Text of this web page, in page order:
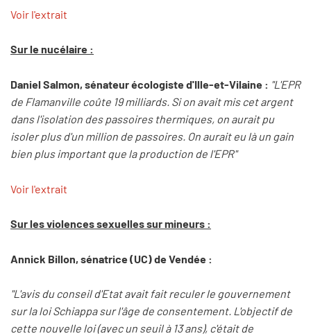
Voir l'extrait
Sur le nucélaire :
Daniel Salmon, sénateur écologiste d'Ille-et-Vilaine : "L'EPR
de Flamanville coûte 19 milliards. Si on avait mis cet argent
dans l'isolation des passoires thermiques, on aurait pu
isoler plus d'un million de passoires. On aurait eu là un gain
bien plus important que la production de l'EPR"
Voir l'extrait
Sur les violences sexuelles sur mineurs :
Annick Billon, sénatrice (UC) de Vendée :
"L'avis du conseil d'Etat avait fait reculer le gouvernement
sur la loi Schiappa sur l'âge de consentement. L'objectif de
cette nouvelle loi (avec un seuil à 13 ans), c'était de